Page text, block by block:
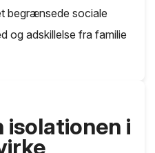
begrænsede sociale
og adskillelse fra familie
isolationen i